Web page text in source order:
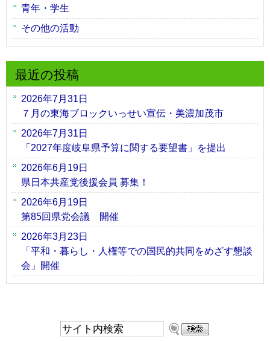
青年・学生
その他の活動
最近の投稿
2026年7月31日
７月の東海ブロックいっせい宣伝・美濃加茂市
2026年7月31日
「2027年度岐阜県予算に関する要望書」を提出
2026年6月19日
県日本共産党後援会員 募集！
2026年6月19日
第85回県党会議 開催
2026年3月23日
「平和・暮らし・人権等での国民的共同をめざす懇談
会」開催
サ